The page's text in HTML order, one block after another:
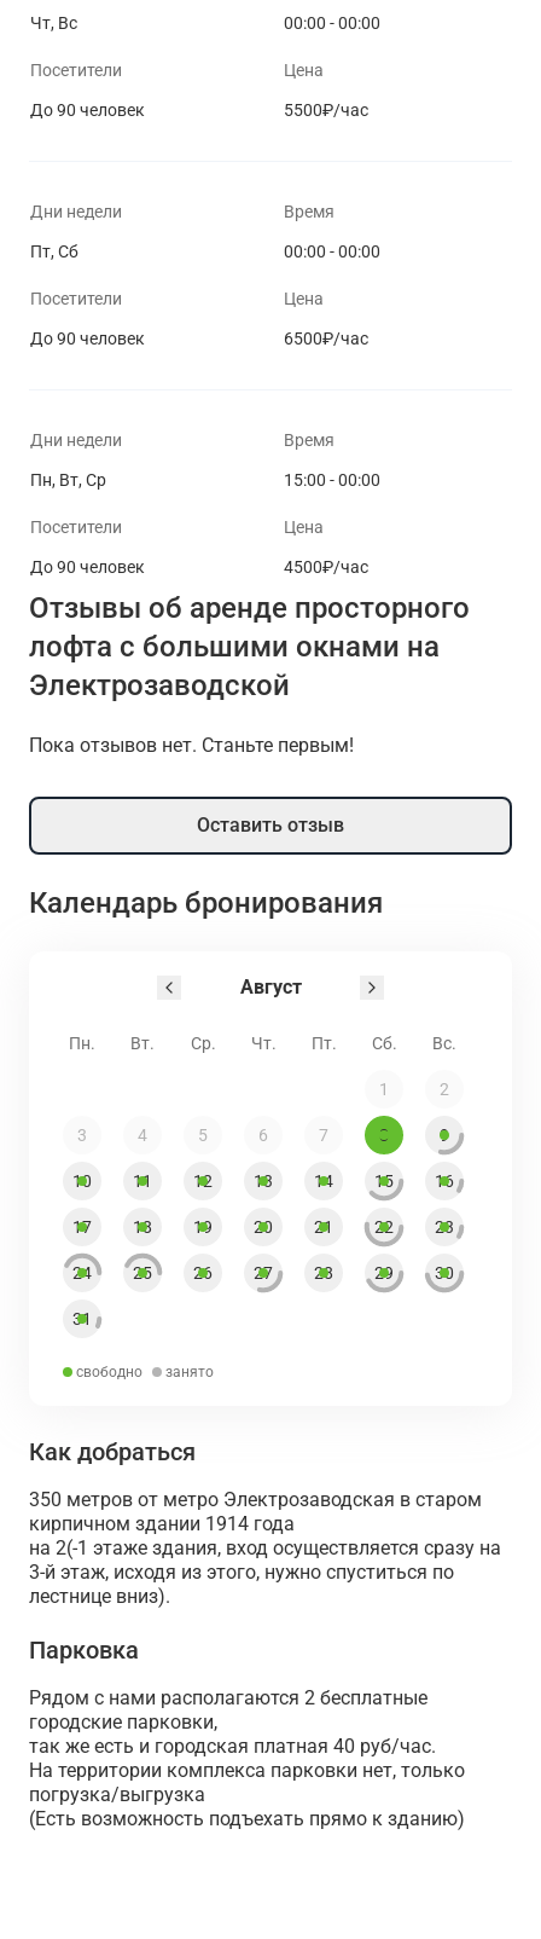
Чт, Вс 00:00 - 00:00
Посетители
До 90 человек
Цена
5500₽/час
Дни недели
Пт, Сб
Время
00:00 - 00:00
Посетители
До 90 человек
Цена
6500₽/час
Дни недели
Пн, Вт, Ср
Время
15:00 - 00:00
Посетители
До 90 человек
Цена
4500₽/час
Отзывы об аренде просторного
лофта с большими окнами на
Электрозаводской
Пока отзывов нет. Станьте первым!
Оставить отзыв
Календарь бронирования
Август
Пн. Вт. Ср. Чт. Пт. Сб. Вс.
1 2
3 4 5 6 7 8 9
10 11 12 13 14 15 16
17 18 19 20 21 22 23
24 25 26 27 28 29 30
31
свободно занято
Как добраться
350 метров от метро Электрозаводская в старом
кирпичном здании 1914 года
на 2(-1 этаже здания, вход осуществляется сразу на
3-й этаж, исходя из этого, нужно спуститься по
лестнице вниз).⁣⁣⠀
Парковка
Рядом с нами располагаются 2 бесплатные
городские парковки,
так же есть и городская платная 40 руб/час.⁣⁣⠀
На территории комплекса парковки нет, только
погрузка/выгрузка
(Есть возможность подъехать прямо к зданию)⁣⁣⠀